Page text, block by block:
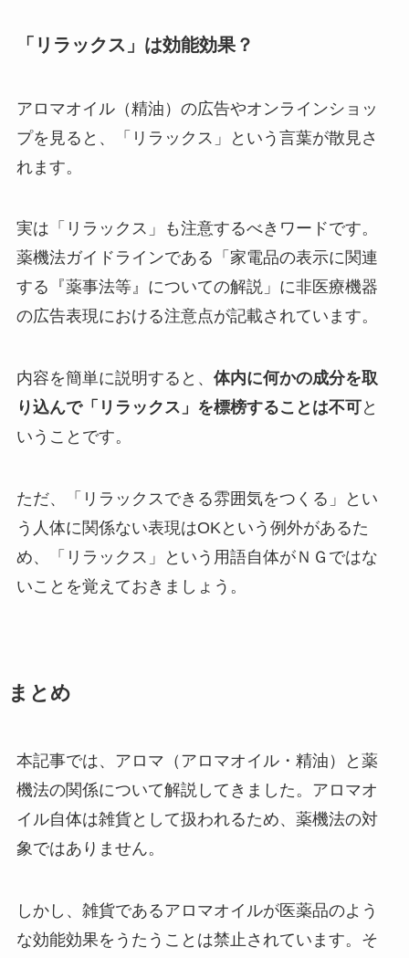
「リラックス」は効能効果？
アロマオイル（精油）の広告やオンラインショッ
プを見ると、「リラックス」という言葉が散見さ
れます。
実は「リラックス」も注意するべきワードです。
薬機法ガイドラインである「家電品の表示に関連
する『薬事法等』についての解説」に非医療機器
の広告表現における注意点が記載されています。
内容を簡単に説明すると、 体内に何かの成分を取
り込んで「リラックス」を標榜することは不可と
いうことです。
ただ、「リラックスできる雰囲気をつくる」とい
う人体に関係ない表現はOKという例外があるた
め、「リラックス」という用語自体がＮＧではな
いことを覚えておきましょう。
まとめ
本記事では、アロマ（アロマオイル・精油）と薬
機法の関係について解説してきました。アロマオ
イル自体は雑貨として扱われるため、薬機法の対
象ではありません。
しかし、雑貨であるアロマオイルが医薬品のよう
な効能効果をうたうことは禁止されています。そ